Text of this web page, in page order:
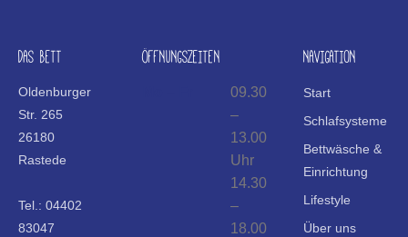
DAS BETT
Oldenburger
Str. 265
26180
Rastede
Tel.: 04402
83047
ÖFFNUNGSZEITEN
09.30
–
13.00
Uhr
14.30
–
18.00
NAVIGATION
Start
Schlafsysteme
Bettwäsche &
Einrichtung
Lifestyle
Über uns